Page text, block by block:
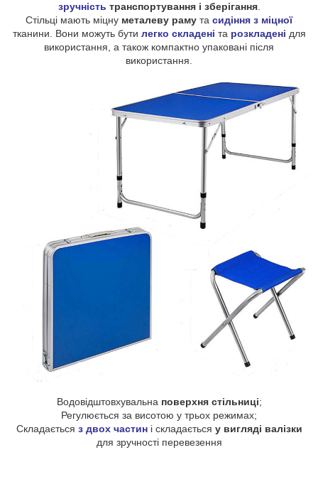
зручність транспортування і зберігання.
Стільці мають міцну металеву раму та сидіння з міцної
тканини. Вони можуть бути легко складені та розкладені для
використання, а також компактно упаковані після
використання.
Водовідштовхувальна поверхня стільниці;
Регулюється за висотою у трьох режимах;
Складається з двох частині складається у вигляді валізки
для зручності перевезення